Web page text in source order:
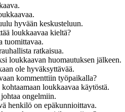
hyvään keskusteluun.
loukkaavaa kieltä?
tuomittavaa.
ratkaisua.
loukkaavan huomautuksen jälkeen.
ole hyväksyttävää.
kommenttiin työpaikalla?
loukkaavaa käytöstä.
ongelmiin.
henkilö on epäkunnioittava.